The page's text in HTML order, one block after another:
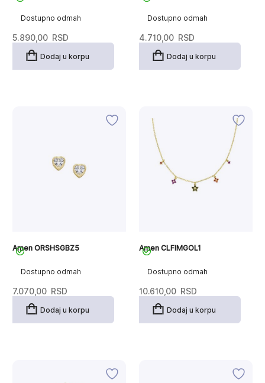
Dostupno odmah
5.890,00 RSD
Dodaj u korpu
Dostupno odmah
4.710,00 RSD
Dodaj u korpu
Dostupno odmah
Amen ORSHSGBZ5
7.070,00 RSD
Dodaj u korpu
Dostupno odmah
Amen CLFIMGOL1
10.610,00 RSD
Dodaj u korpu